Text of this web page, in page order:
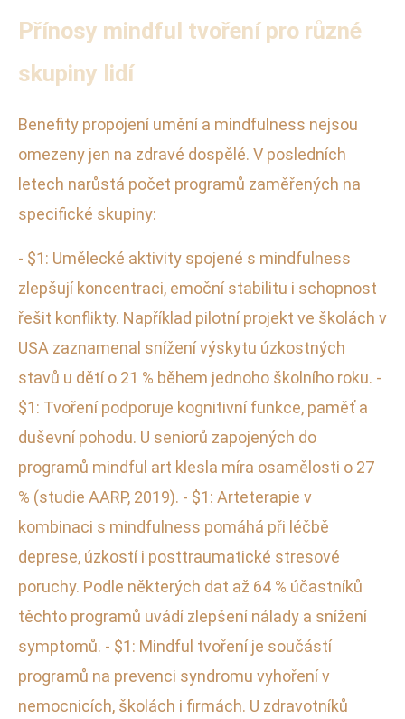
Přínosy mindful tvoření pro různé
skupiny lidí
Benefity propojení umění a mindfulness nejsou
omezeny jen na zdravé dospělé. V posledních
letech narůstá počet programů zaměřených na
specifické skupiny:
- $1: Umělecké aktivity spojené s mindfulness
zlepšují koncentraci, emoční stabilitu i schopnost
řešit konflikty. Například pilotní projekt ve školách v
USA zaznamenal snížení výskytu úzkostných
stavů u dětí o 21 % během jednoho školního roku. -
$1: Tvoření podporuje kognitivní funkce, paměť a
duševní pohodu. U seniorů zapojených do
programů mindful art klesla míra osamělosti o 27
% (studie AARP, 2019). - $1: Arteterapie v
kombinaci s mindfulness pomáhá při léčbě
deprese, úzkostí i posttraumatické stresové
poruchy. Podle některých dat až 64 % účastníků
těchto programů uvádí zlepšení nálady a snížení
symptomů. - $1: Mindful tvoření je součástí
programů na prevenci syndromu vyhoření v
nemocnicích, školách i firmách. U zdravotníků